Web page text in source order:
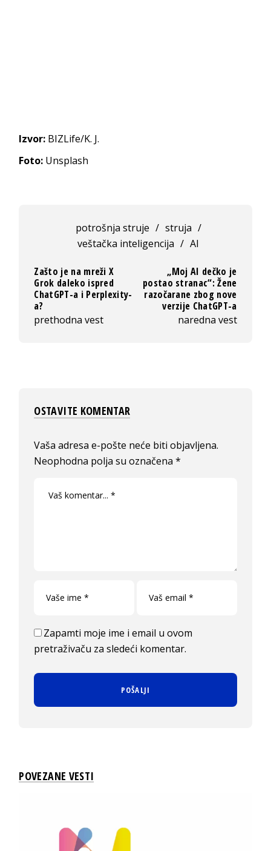
Izvor: BIZLife/K. J.
Foto: Unsplash
potrošnja struje / struja /
veštačka inteligencija / AI
Zašto je na mreži X
Grok daleko ispred
ChatGPT-a i Perplexity-
a?
prethodna vest
„Moj AI dečko je
postao stranac“: Žene
razočarane zbog nove
verzije ChatGPT-a
naredna vest
OSTAVITE KOMENTAR
Vaša adresa e-pošte neće biti objavljena.
Neophodna polja su označena*
Zapamti moje ime i email u ovom
pretraživaču za sledeći komentar.
POVEZANE VESTI